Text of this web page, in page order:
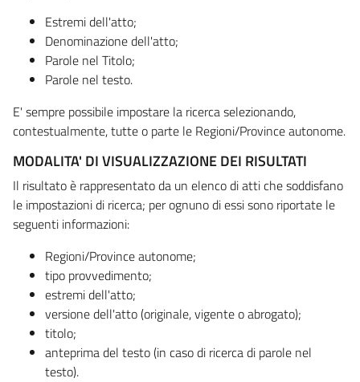
Estremi dell'atto;
Denominazione dell'atto;
Parole nel Titolo;
Parole nel testo.
E' sempre possibile impostare la ricerca selezionando,
contestualmente, tutte o parte le Regioni/Province autonome.
MODALITA' DI VISUALIZZAZIONE DEI RISULTATI
Il risultato è rappresentato da un elenco di atti che soddisfano
le impostazioni di ricerca; per ognuno di essi sono riportate le
seguenti informazioni:
Regioni/Province autonome;
tipo provvedimento;
estremi dell'atto;
versione dell'atto (originale, vigente o abrogato);
titolo;
anteprima del testo (in caso di ricerca di parole nel
testo).